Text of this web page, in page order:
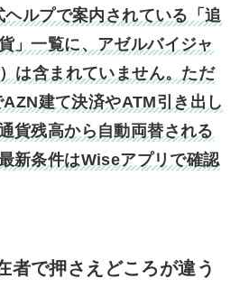
ルプで案内されている「追
」一覧に、アゼルバイジャ
は含まれていません。ただ
建て決済やATM引き出し
貨残高から自動両替される
新条件はWiseアプリで確認
者で押さえどころが違う